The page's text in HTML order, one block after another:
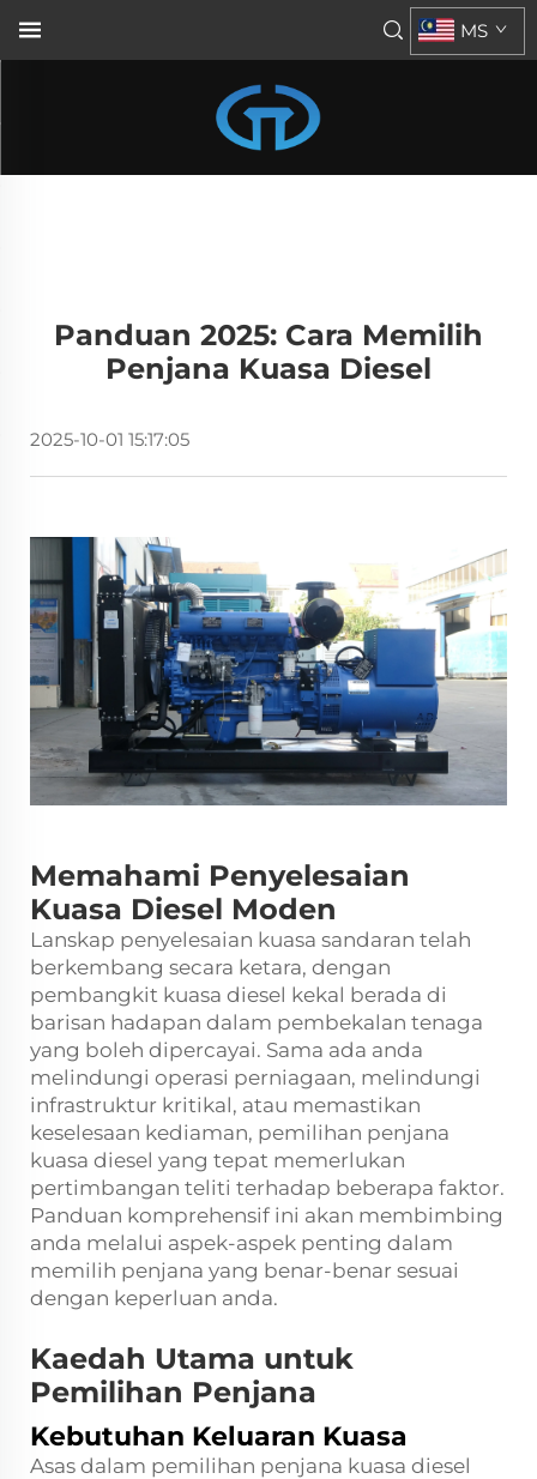
MS
Panduan 2025: Cara Memilih
Penjana Kuasa Diesel
2025-10-01 15:17:05
Memahami Penyelesaian
Kuasa Diesel Moden
Lanskap penyelesaian kuasa sandaran telah
berkembang secara ketara, dengan
pembangkit kuasa diesel kekal berada di
barisan hadapan dalam pembekalan tenaga
yang boleh dipercayai. Sama ada anda
melindungi operasi perniagaan, melindungi
infrastruktur kritikal, atau memastikan
keselesaan kediaman, pemilihan penjana
kuasa diesel yang tepat memerlukan
pertimbangan teliti terhadap beberapa faktor.
Panduan komprehensif ini akan membimbing
anda melalui aspek-aspek penting dalam
memilih penjana yang benar-benar sesuai
dengan keperluan anda.
Kaedah Utama untuk
Pemilihan Penjana
Kebutuhan Keluaran Kuasa
Asas dalam pemilihan penjana kuasa diesel